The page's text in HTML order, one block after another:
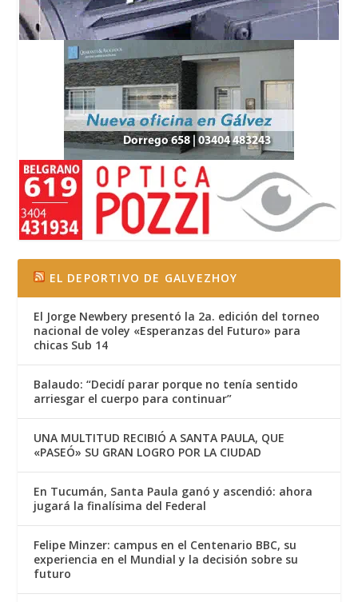
EL DEPORTIVO DE GALVEZHOY
El Jorge Newbery presentó la 2a. edición del torneo
nacional de voley «Esperanzas del Futuro» para
chicas Sub 14
Balaudo: “Decidí parar porque no tenía sentido
arriesgar el cuerpo para continuar”
UNA MULTITUD RECIBIÓ A SANTA PAULA, QUE
«PASEÓ» SU GRAN LOGRO POR LA CIUDAD
En Tucumán, Santa Paula ganó y ascendió: ahora
jugará la finalísima del Federal
Felipe Minzer: campus en el Centenario BBC, su
experiencia en el Mundial y la decisión sobre su
futuro